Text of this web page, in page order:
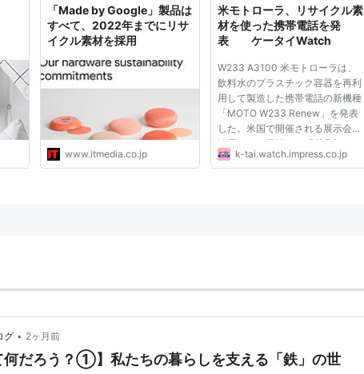
している会社です。
「Made by Google」製品は
すべて、2022年までにリサ
イクル素材を採用
www.itmedia.co.jp
米モトローラ、リサイクル素
材を使った携帯電話を発
表 ケータイWatch
W233 A3100 米モトローラは、
飲料水のプラスチック容器を再利
用して製造した携帯電話の新機種
「MOTO W233 Renew」を発表
した。米国で開催される展示会で
披露され、同社では「世界初のカ
ーボンニュートラルフォン」とし
k-tai.watch.impress.co.jp
グ • 2ヶ月前
何だろう？①】私たちの暮らしを支える「鉄」の世